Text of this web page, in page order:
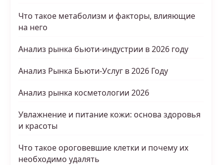
Что такое метаболизм и факторы, влияющие
на него
Анализ рынка бьюти-индустрии в 2026 году
Анализ Рынка Бьюти-Услуг в 2026 Году
Анализ рынка косметологии 2026
Увлажнение и питание кожи: основа здоровья
и красоты
Что такое ороговевшие клетки и почему их
необходимо удалять